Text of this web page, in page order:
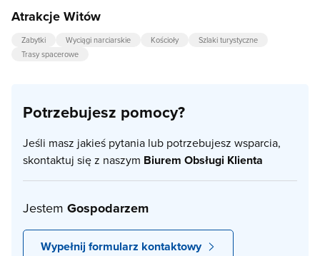
Atrakcje Witów
Zabytki Wyciągi narciarskie Kościoły
Szlaki turystyczne
Trasy spacerowe
Potrzebujesz pomocy?
Jeśli masz jakieś pytania lub potrzebujesz wsparcia,
skontaktuj się z naszym Biurem Obsługi Klienta
Jestem Gospodarzem
Wypełnij formularz kontaktowy